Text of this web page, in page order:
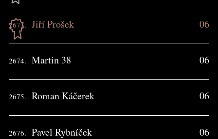
2673. Jiří Prošek 06
2674. Martin 38 06
2675. Roman Káčerek 06
2676. Pavel Rybníček 06